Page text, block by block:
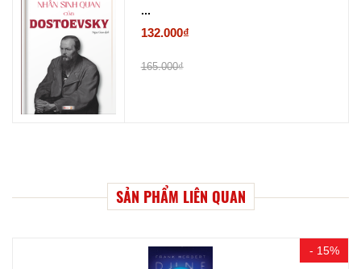
...
132.000₫
165.000₫
SẢN PHẨM LIÊN QUAN
- 15%